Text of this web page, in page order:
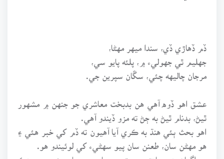
ڏم ڏهاڙي ڏي، سندا ميهر مهڻا،
جهليم ٿي جهوليء ۾، پلئه پايو سي،
مرجان چاليهه چئي، سڱان سپرين جي.
عشق اهو ڏوه آهي هن بدبخت معاشري جو جنهن ۾ مشهور
ٿيڻ، بدنام ٿيڻ به ڄڻ ته مزو ڏيندو آهي.
اهو بحث ٻئي هنڌ به ڪري آيا آهيون ته ڏم کي خبر هئي ۽
هو مهڻن سان، طعنن سان پيو سهڻيء کي لوئيندو هو.
پر اڳيان هو ساهڙ، محبتي ميهار جو پيار جنهن جو هڪ